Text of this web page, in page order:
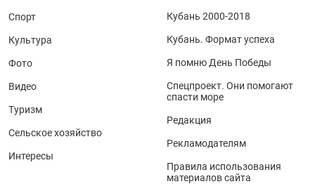
Спорт
Культура
Фото
Видео
Туризм
Сельское хозяйство
Интересы
Кубань 2000-2018
Кубань. Формат успеха
Я помню День Победы
Спецпроект. Они помогают
спасти море
Редакция
Рекламодателям
Правила использования
материалов сайта